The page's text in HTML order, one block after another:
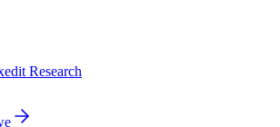
Research